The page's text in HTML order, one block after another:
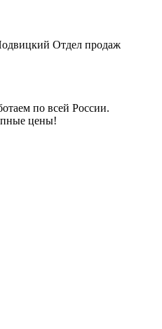
Отдел продаж
по всей России.
цены!